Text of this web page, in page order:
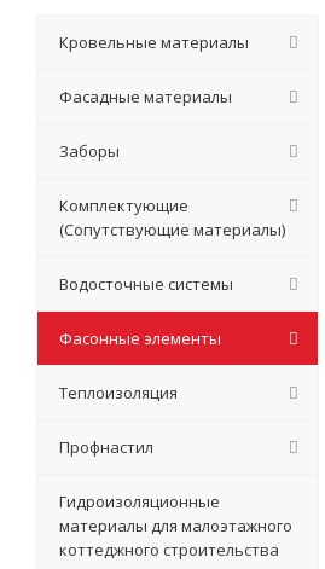
Кровельные материалы
Фасадные материалы
Заборы
Комплектующие
(Сопутствующие материалы)
Водосточные системы
Фасонные элементы
Теплоизоляция
Профнастил
Гидроизоляционные
материалы для малоэтажного
коттеджного строительства